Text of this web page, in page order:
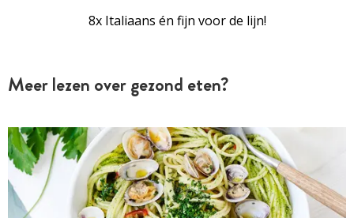
8x Italiaans én fijn voor de lijn!
Meer lezen over gezond eten?